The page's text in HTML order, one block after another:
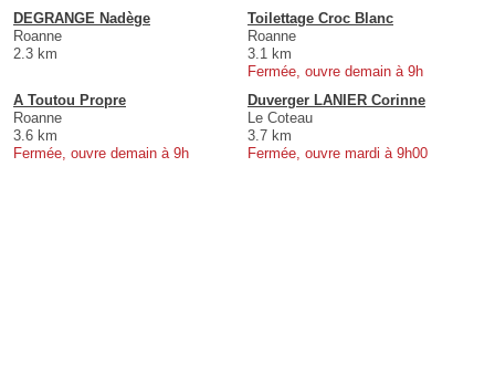
DEGRANGE Nadège
Roanne
2.3 km
Toilettage Croc Blanc
Roanne
3.1 km
Fermée, ouvre demain à 9h
A Toutou Propre
Roanne
3.6 km
Fermée, ouvre demain à 9h
Duverger LANIER Corinne
Le Coteau
3.7 km
Fermée, ouvre mardi à 9h00